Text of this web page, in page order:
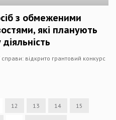
з обмеженими
які планують
відкрито грантовий конкурс
12 13 14 15